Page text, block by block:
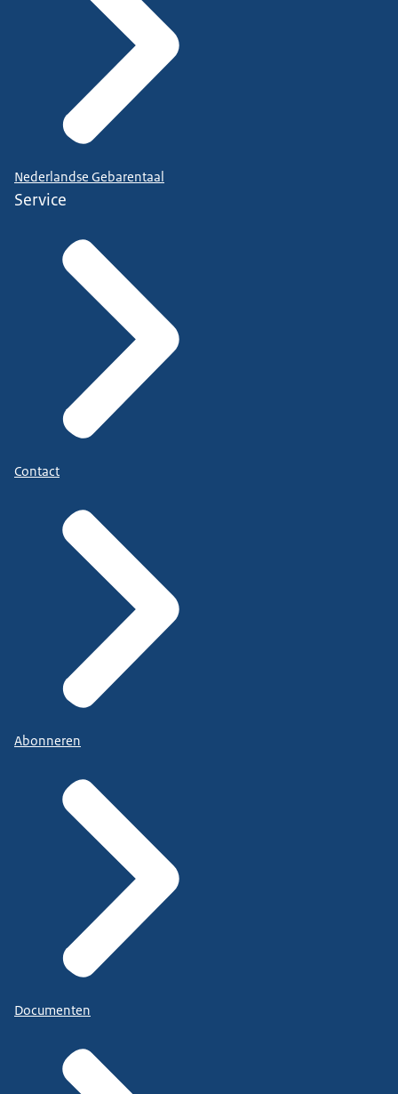
Nederlandse Gebarentaal
Service
Contact
Abonneren
Documenten